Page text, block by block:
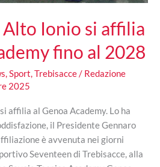
Alto Ionio si affilia
fino al 2028
,Sport,Trebisacce/ Redazione
2025
affilia al Genoa Academy. Lo ha
il Presidente Gennaro
è avvenuta nei giorni
Seventeen di Trebisacce, alla